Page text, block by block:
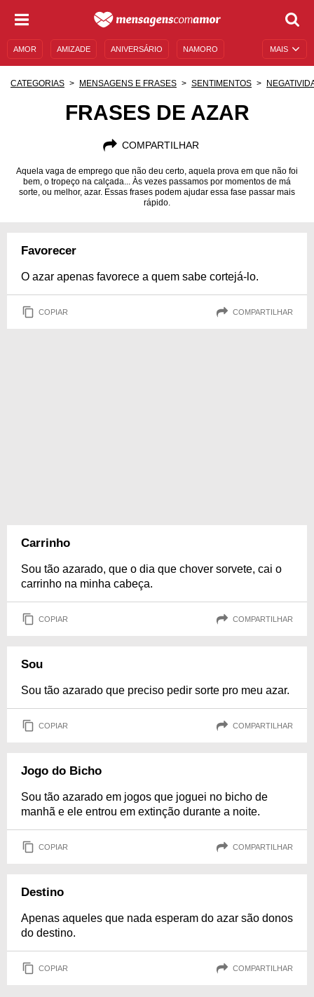
MAIS
AMOR AMIZADE ANIVERSÁRIO NAMORO
CATEGORIAS MENSAGENS E FRASES SENTIMENTOS
FRASES DE AZAR
COMPARTILHAR
Aquela vaga de emprego que não deu certo, aquela prova em que não foi
bem, o tropeço na calçada... Às vezes passamos por momentos de má
sorte, ou melhor, azar. Essas frases podem ajudar essa fase passar mais
rápido.
Favorecer
O azar apenas favorece a quem sabe cortejá-lo.
COPIAR COMPARTILHAR
Carrinho
Sou tão azarado, que o dia que chover sorvete, cai o
carrinho na minha cabeça.
COPIAR COMPARTILHAR
Sou
Sou tão azarado que preciso pedir sorte pro meu azar.
COPIAR COMPARTILHAR
Jogo do Bicho
Sou tão azarado em jogos que joguei no bicho de
manhã e ele entrou em extinção durante a noite.
COPIAR COMPARTILHAR
Destino
Apenas aqueles que nada esperam do azar são donos
do destino.
COPIAR COMPARTILHAR